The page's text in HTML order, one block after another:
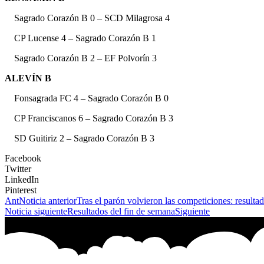
Sagrado Corazón B 0 – SCD Milagrosa 4
CP Lucense 4 – Sagrado Corazón B 1
Sagrado Corazón B 2 – EF Polvorín 3
ALEVÍN B
Fonsagrada FC 4 – Sagrado Corazón B 0
CP Franciscanos 6 – Sagrado Corazón B 3
SD Guitiriz 2 – Sagrado Corazón B 3
Facebook
Twitter
LinkedIn
Pinterest
AntNoticia anteriorTras el parón volvieron las competiciones:
Noticia siguienteResultados del fin de semanaSiguiente